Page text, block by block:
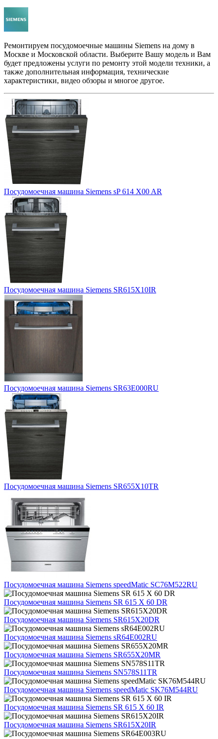
Ремонтируем посудомоечные машины Siemens на дому в
Москве и Московской области. Выберите Вашу модель и Вам
будет предложены услуги по ремонту этой модели техники, а
также дополнительная информация, технические
характеристики, видео обзоры и многое другое.
Посудомоечная машина Siemens sP 614 X00 AR
Посудомоечная машина Siemens SR615X10IR
Посудомоечная машина Siemens SR63E000RU
Посудомоечная машина Siemens SR655X10TR
Посудомоечная машина Siemens speedMatic SC76M522RU
Посудомоечная машина Siemens SR 615 X 60 DR
Посудомоечная машина Siemens SR615X20DR
Посудомоечная машина Siemens sR64E002RU
Посудомоечная машина Siemens SR655X20MR
Посудомоечная машина Siemens SN578S11TR
Посудомоечная машина Siemens speedMatic SK76M544RU
Посудомоечная машина Siemens SR 615 X 60 IR
Посудомоечная машина Siemens SR615X20IR